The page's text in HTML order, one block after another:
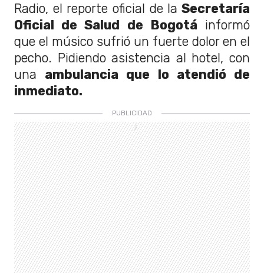
Radio, el reporte oficial de la Secretaría
Oficial de Salud de Bogotá informó
que el músico sufrió un fuerte dolor en el
pecho. Pidiendo asistencia al hotel, con
una ambulancia que lo atendió de
inmediato.